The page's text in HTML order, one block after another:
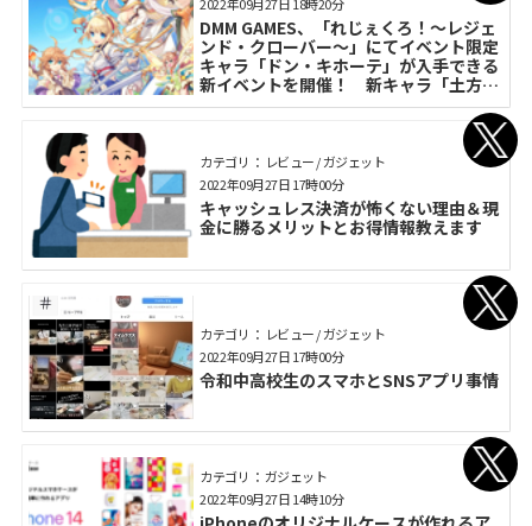
DMM GAMES、「れじぇくろ！～レジェ
ンド・クローバー～」にてイベント限定
キャラ「ドン・キホーテ」が入手できる
新イベントを開催！ 新キャラ「土方歳
三」「ハデス」も登場
カテゴリ： レビュー / ガジェット
キャッシュレス決済が怖くない理由＆現
金に勝るメリットとお得情報教えます
2022年09月27日 17時00分
カテゴリ： レビュー / ガジェット
令和中高校生のスマホとSNSアプリ事情
2022年09月27日 17時00分
カテゴリ： ガジェット
2022年09月27日 14時10分